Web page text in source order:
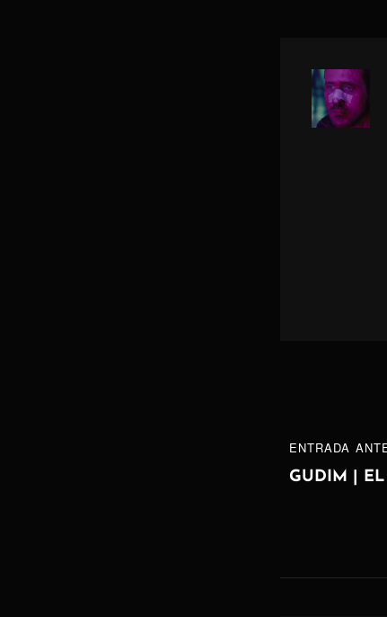
de
ENTRADA
ANTERIOR
ENTRADA
GUDIM |